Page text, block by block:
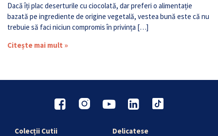
Dacă îți plac deserturile cu ciocolată, dar preferi o alimentație
bazată pe ingrediente de origine vegetală, vestea bună este că nu
trebuie să faci niciun compromis în privința […]
Citește mai mult »
Colecții Cutii Delicatese